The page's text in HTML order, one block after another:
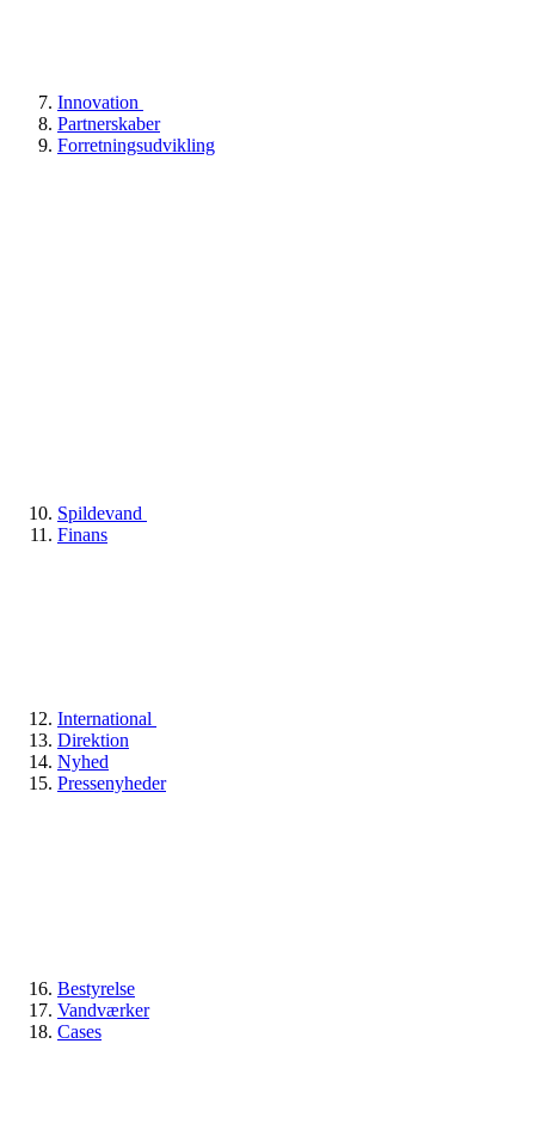
Innovation
Partnerskaber
Forretningsudvikling
Spildevand
Finans
International
Direktion
Nyhed
Pressenyheder
Bestyrelse
Vandværker
Cases